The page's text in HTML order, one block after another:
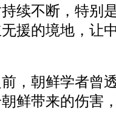
续不断，特别
援的境地，让
，朝鲜学者曾
鲜带来的伤害